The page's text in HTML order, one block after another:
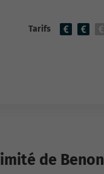
Tarifs
de Benon